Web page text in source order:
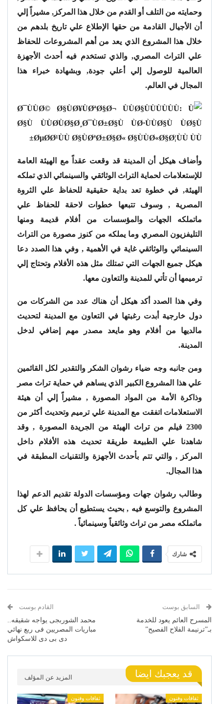
وحمايته من التلف أو القدم من خلال هذا المركز, مشيراً إلي
أن الأجيال القادمة من حقها الإطلاع علي تاريخ بلدهم من
خلال هذا المشروع الذي يعد من أهم المشروعات للحفاظ
علي التراث المصري, والذي تستخدم فيه أحدث الأجهزة
العالمية للوصول إلي أعلي جودة, وبشهادة خبراء هذا
المجال في العالم.
وأضاف هيكل أن المدينة قد وقعت عقداً مع الهيئة العامة
للإستعلامات لحماية التراث الوثائقي والسينمائي الذي تملكه
الهيئة, في خطوة تعد بداية حقيقية للحفاظ علي الثروة
المصرية , وسوف تتبعها خطوات لاحقة للحفاظ علي
ماتملكه الجهات والمؤسسات من أفلام قديمة ومنها
التليفزيون المصري وما يملكه من كنوز مصورة من التراث
السينمائي والوثائقي غاية في الأهمية , وفي هذا الصدد دعا
هيكل جميع الجهات التي تمتلك مثل هذه الأفلام وتحتاج إلي
ترميمها أن تأتي للمدينة والتعاون معها.
وفي هذا الصدد أكد هيكل أن هناك عدد من الشركات من
دول خارجية أبدت رغبتها في التعاون مع المدينة لتحديث
مالديها من أفلام وهو مايعد مصدر مهم إضافي لدخل
المدينة.
ومن جانبه وجه ضياء رشوان الشكر والتقدير لكل القائمين
علي هذا المشروع الكبير الذي يساهم في حماية تراث مصر
وذاكرة الأمة من المواد المصورة , مشيراً إلي أن هيئة
الاستعلامات اتفقت مع المدينة علي ترميم وتحديث أكثر من
2300 فيلم من تراث الهيئة من الجريدة المصورة , وقد
شاهدنا علي الطبيعة طريقة تحديث هذه الأفلام داخل
المركز , والتي تتم بأحدث الأجهزة والتقنيات المطبقة في
هذا المجال.
وطالب رشوان جهات ومؤسسات الدولة تقديم الدعم لهذا
المشروع والتوسع فيه , بحيث يستطيع أن يحافظ علي كل
ماتملكه مصر من تراث وثائقياً وسينمائياً .
شارك
السابق بوست
المسرح العائم يعود للخدمة
بـ”ترنيمة الفلاح الفصيح”
القادم بوست
محمد الشوربجى يواجه شقيقه..
مباريات المصريين فى ربع نهائي
دى بى دى للاسكواش
قد يعجبك ايضا المزيد عن المؤلف
ثقافات وفنون ثقافات وفنون